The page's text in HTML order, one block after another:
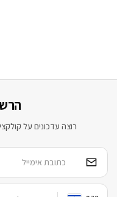
רוצה עדכונים על